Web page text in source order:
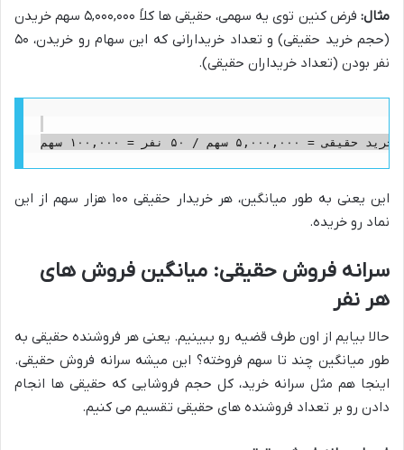
مثال:
فرض کنین توی یه سهمی، حقیقی ها کلاً ۵,۰۰۰,۰۰۰ سهم خریدن
(حجم خرید حقیقی) و تعداد خریدارانی که این سهام رو خریدن، ۵۰
نفر بودن (تعداد خریداران حقیقی).
این یعنی به طور میانگین، هر خریدار حقیقی ۱۰۰ هزار سهم از این
نماد رو خریده.
سرانه فروش حقیقی: میانگین فروش های
هر نفر
حالا بیایم از اون طرف قضیه رو ببینیم. یعنی هر فروشنده حقیقی به
طور میانگین چند تا سهم فروخته؟ این میشه سرانه فروش حقیقی.
اینجا هم مثل سرانه خرید، کل حجم فروشایی که حقیقی ها انجام
دادن رو بر تعداد فروشنده های حقیقی تقسیم می کنیم.